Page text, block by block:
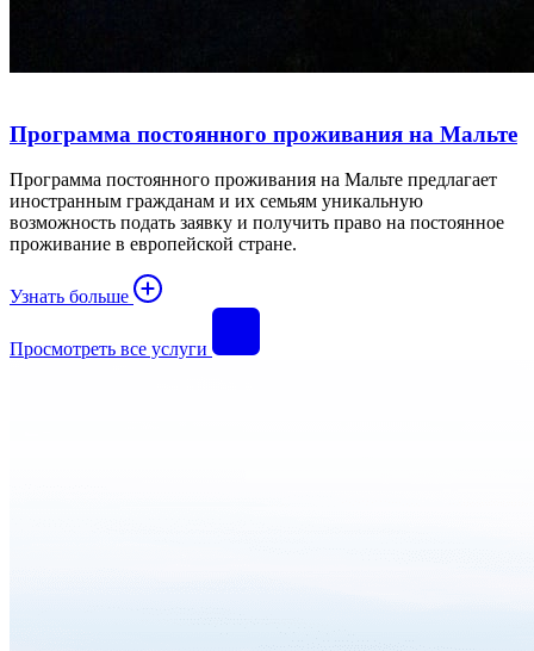
Программа постоянного проживания на Мальте
Программа постоянного проживания на Мальте предлагает
иностранным гражданам и их семьям уникальную
возможность подать заявку и получить право на постоянное
проживание в европейской стране.
Узнать больше
Просмотреть все услуги